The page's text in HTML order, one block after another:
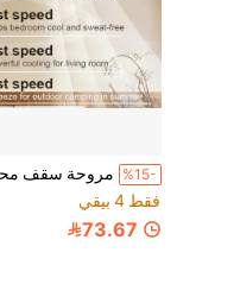
%15-
فقط 4 بيقي
73.67